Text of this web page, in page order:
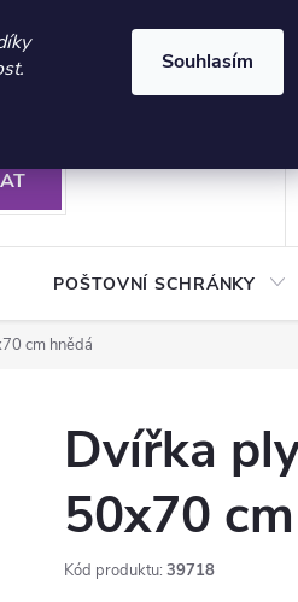
⏰ | Kód: LÉTO2026
Souhlasím
POŠTOVNÍ SCHRÁNKY
cm hnědá
Dvířka
50x70
Kód produktu: 39718